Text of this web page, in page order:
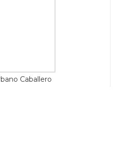
Caballero